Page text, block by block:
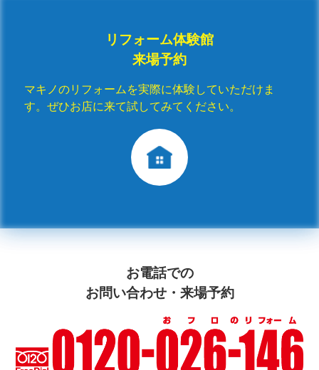
リフォーム体験館
来場予約
マキノのリフォームを実際に体験していただけま
す。ぜひお店に来て試してみてください。
お電話での
お問い合わせ・来場予約